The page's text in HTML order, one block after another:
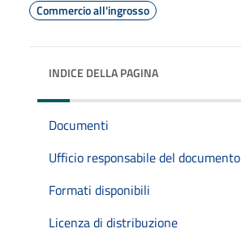
Commercio all'ingrosso
INDICE DELLA PAGINA
Documenti
Ufficio responsabile del documento
Formati disponibili
Licenza di distribuzione